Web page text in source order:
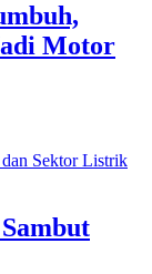
Motor